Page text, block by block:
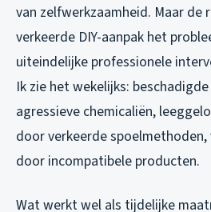
van zelfwerkzaamheid. Maar
verkeerde DIY-aanpak het
uiteindelijke professionele
Ik zie het wekelijks:
agressieve chemicaliën,
door verkeerde
door incompatibele producten.
Wat werkt wel als tijdelijke